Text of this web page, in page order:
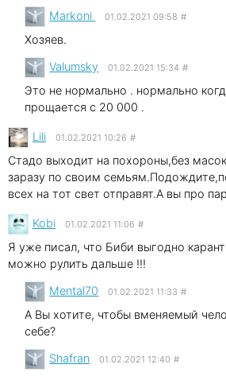
Markoni 01.02.2021 09:58 #
Хозяев.
Valumsky 01.02.2021 15:34 #
Это не нормально . нормально
прощается с 20 000 .
Lili 01.02.2021 10:26 #
Стадо выходит на похороны,без
заразу по своим
всех на тот свет отправят.А вы про
Kobi 01.02.2021 11:06 #
Я уже писал, что Биби выгодно
можно рулить дальше !!!
Mental70 01.02.2021 11:33 #
А Вы хотите, чтобы вменяемый
себе?
Shafran 01.02.2021 12:40 #